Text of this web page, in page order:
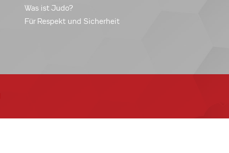
Was ist Judo?
Für Respekt und Sicherheit